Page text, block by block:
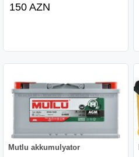
150 AZN
Mutlu akkumulyator